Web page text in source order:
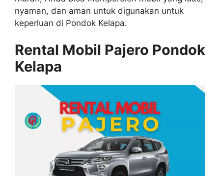
nyaman, dan aman untuk digunakan untuk
keperluan di Pondok Kelapa.
Rental Mobil Pajero Pondok
Kelapa